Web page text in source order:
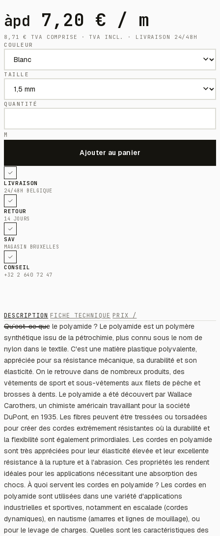
àpd 7,20 € / m
8,71€
TVA COMPRISE · TVA INCL. · LIVRAISON 24/48H
COULEUR
TAILLE
QUANTITÉ
M
LIVRAISON
24/48H BELGIQUE
RETOUR
14 JOURS
SAV
MAGASIN BRUXELLES
CONSEIL
+32 2 640 72 47
DESCRIPTION FICHE TECHNIQUE PRIX /
Qu’est-ce que le polyamide ? Le polyamide est un polymère
synthétique issu de la pétrochimie, plus connu sous le nom de
nylon dans le textile. C'est une matière plastique polyvalente,
appréciée pour sa résistance mécanique, sa durabilité et son
élasticité. On le retrouve dans de nombreux produits, des
vêtements de sport et sous-vêtements aux filets de pêche et
brosses à dents. Le polyamide a été découvert par Wallace
Carothers, un chimiste américain travaillant pour la société
DuPont, en 1935. Les fibres peuvent être tressées ou torsadées
pour créer des cordes extrêmement résistantes où la durabilité et
la flexibilité sont également primordiales. Les cordes en polyamide
sont très appréciées pour leur élasticité élevée et leur excellente
résistance à la rupture et à l'abrasion. Ces propriétés les rendent
idéales pour les applications nécessitant une absorption des
chocs. À quoi servent les cordes en polyamide ? Les cordes en
polyamide sont utilisées dans une variété d'applications
industrielles et sportives, notamment en escalade (cordes
dynamiques), en nautisme (amarres et lignes de mouillage), ou
pour le levage de charges. Quelles sont les caractéristiques des